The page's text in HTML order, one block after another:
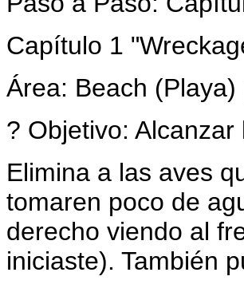
Capítulo 1
Área: Beach (Playa)
? Objetivo:
Elimina a las aves
tomaren poco de
derecho viendo al
iniciaste). También